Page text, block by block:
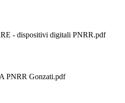
- dispositivi digitali PNRR.pdf
PNRR Gonzati.pdf